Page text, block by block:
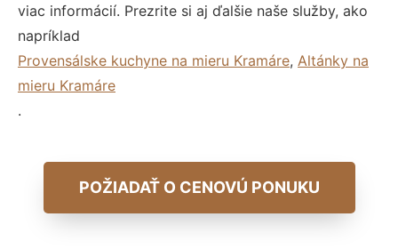
viac informácií. Prezrite si aj ďalšie naše služby, ako
napríklad
Provensálske kuchyne na mieru Kramáre, Altánky na
mieru Kramáre
.
POŽIADAŤ O CENOVÚ PONUKU